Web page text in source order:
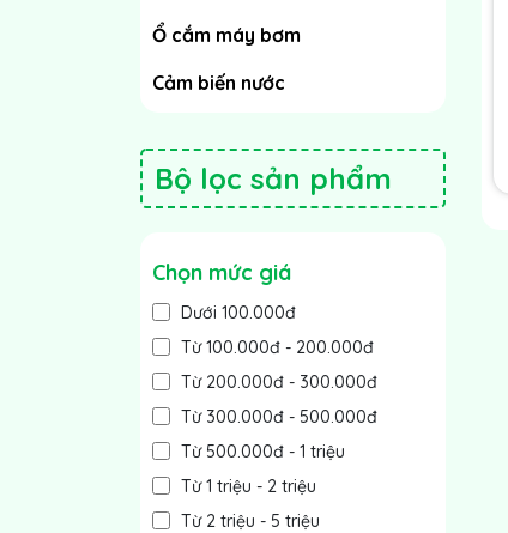
Ổ cắm máy bơm
Cảm biến nước
Bộ lọc sản phẩm
Chọn mức giá
Dưới 100.000đ
Từ 100.000đ - 200.000đ
Từ 200.000đ - 300.000đ
Từ 300.000đ - 500.000đ
Từ 500.000đ - 1 triệu
Từ 1 triệu - 2 triệu
Từ 2 triệu - 5 triệu